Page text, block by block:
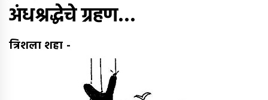
अंधश्रद्धेचे ग्रहण…
त्रिशला शहा -